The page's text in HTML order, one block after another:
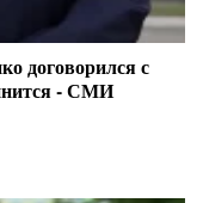
договорился с
- СМИ